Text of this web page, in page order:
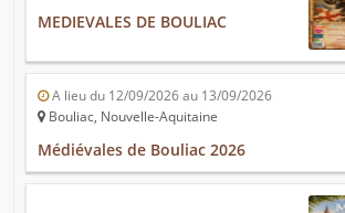
MEDIEVALES DE BOULIAC
A lieu du 12/09/2026 au 13/09/2026
Bouliac, Nouvelle-Aquitaine
Médiévales de Bouliac 2026